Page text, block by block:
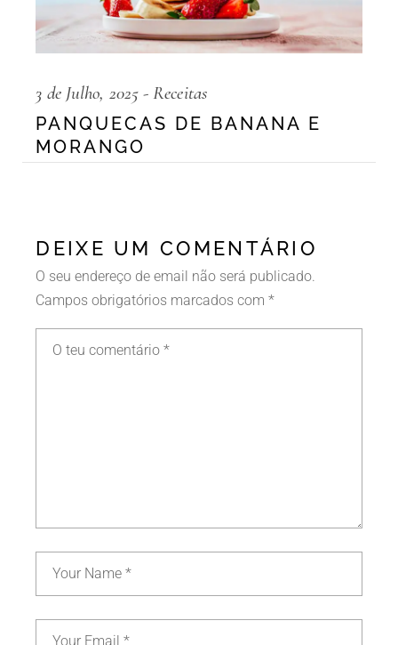
3 de Julho, 2025 Receitas
PANQUECAS DE BANANA E
MORANGO
DEIXE UM COMENTÁRIO
O seu endereço de email não será publicado.
Campos obrigatórios marcados com*